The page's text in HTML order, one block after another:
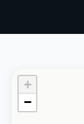
+
−